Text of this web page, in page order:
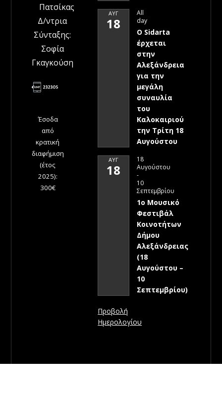
Πατσίκας
Δ/ντρια
Σύνταξης:
Σοφία
Γκαγκούση
Έσοδα
από
κρατική
διαφήμιση
(έτος
2025):
300€
ΑΥΓ
18
All
day
Ο Sidarta
έρχεται
στην
Αλεξάνδρεια
για την
μεγάλη
συναυλία
του
Καλοκαιριού
την Τρίτη 18
Αυγούστου
ΑΥΓ
18
18
Αυγούστου
-
10
Σεπτεμβρίου
1ο Μουσικό
Φεστιβάλ
Κοινοτήτων
Δήμου
Αλεξάνδρειας
(18
Αυγούστου –
10
Σεπτεμβρίου)